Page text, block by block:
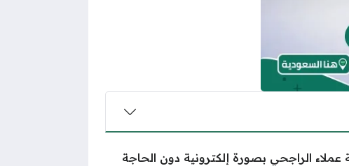
عملاء الراجحي بصورة إلكترونية دون الحاجة